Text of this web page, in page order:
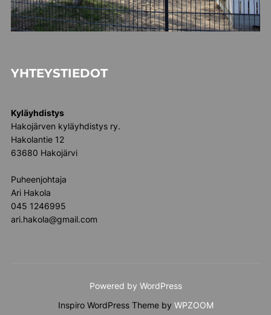
YHTEYSTIEDOT
Kyläyhdistys
Hakojärven kyläyhdistys ry.
Hakolantie 12
63680 Hakojärvi
Puheenjohtaja
Ari Hakola
045 1246995
ari.hakola@gmail.com
Powered by WordPress
Inspiro WordPress Theme by WPZOOM